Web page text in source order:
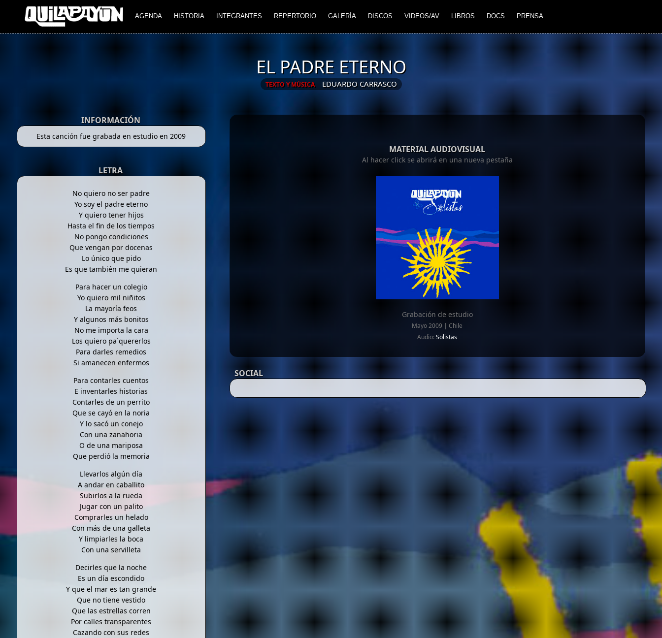
AGENDA HISTORIA INTEGRANTES REPERTORIO GALERÍA DISCOS VIDEOS/AV LIBROS DOCS PRENSA
EL PADRE ETERNO
TEXTO Y MÚSICA EDUARDO CARRASCO
INFORMACIÓN
Esta canción fue grabada en estudio en 2009
LETRA
No quiero no ser padre
Yo soy el padre eterno
Y quiero tener hijos
Hasta el fin de los tiempos
No pongo condiciones
Que vengan por docenas
Lo único que pido
Es que también me quieran
Para hacer un colegio
Yo quiero mil niñitos
La mayoría feos
Y algunos más bonitos
No me importa la cara
Los quiero pa´quererlos
Para darles remedios
Si amanecen enfermos
Para contarles cuentos
E inventarles historias
Contarles de un perrito
Que se cayó en la noria
Y lo sacó un conejo
Con una zanahoria
O de una mariposa
Que perdió la memoria
Llevarlos algún día
A andar en caballito
Subirlos a la rueda
Jugar con un palito
Comprarles un helado
Con más de una galleta
Y limpiarles la boca
Con una servilleta
Decirles que la noche
Es un día escondido
Y que el mar es tan grande
Que no tiene vestido
Que las estrellas corren
Por calles transparentes
Cazando con sus redes
MATERIAL AUDIOVISUAL
Al hacer click se abrirá en una nueva pestaña
Grabación de estudio
Mayo 2009 | Chile
Audio:Solistas
SOCIAL